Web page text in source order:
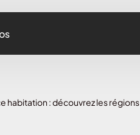
habitation : découvrez les régions